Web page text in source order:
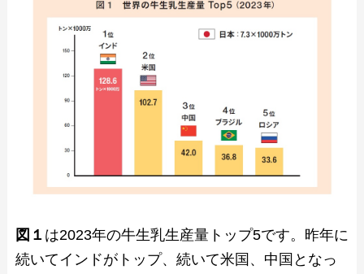
図１ は2023年の牛生乳生産量トップ5です。昨年に
続いてインドがトップ、続いて米国、中国となっ